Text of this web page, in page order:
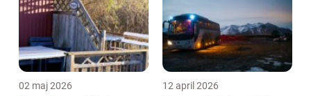
02 maj 2026 12 april 2026